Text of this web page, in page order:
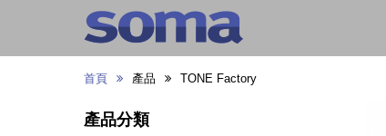
首頁 產品 TONE Factory
產品分類